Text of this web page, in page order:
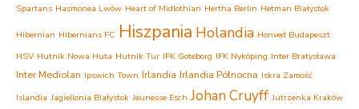
Spartans Hasmonea Lwów Heart of Midlothian Hertha Berlin Hetman Białystok
Hibernian Hibernians FC Hiszpania Holandia Honved Budapeszt
HSV Hutnik Nowa Huta Hutnik Tur IFK Goteborg IFK Nyköping Inter Bratysława
Inter Mediolan Ipswich Town Irlandia Irlandia Północna Iskra Zamość
Islandia Jagiellonia Białystok Jeunesse Esch Johan Cruyff Jutrzenka Kraków